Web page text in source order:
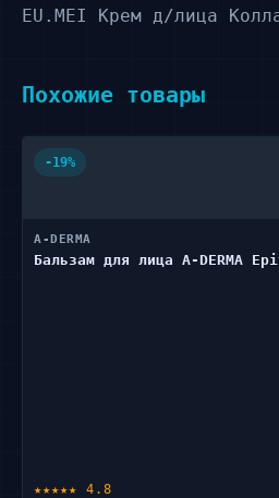
EU.MEI Крем д/лица
Похожие товары
-19%
A-DERMA
Бальзам для лица A-
★★★★★ 4.8